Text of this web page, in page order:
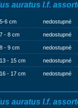
auratus l.f.
5-6 cm nedostupné
7 - 8 cm nedostupné
8 - 9 cm nedostupné
13 - 15 cm nedostupné
16 - 17 cm nedostupné
auratus l.f.